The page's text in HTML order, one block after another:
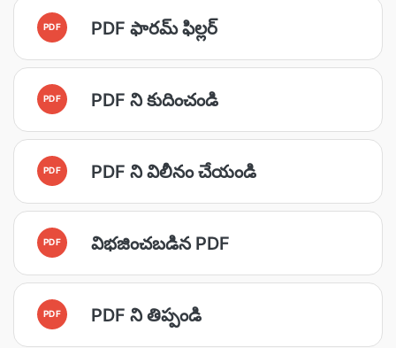
PDF PDF ఫారమ్ ఫిల్లర్
PDF PDF ని కుదించండి
PDF PDF ని విలీనం చేయండి
PDF విభజించబడిన PDF
PDF PDF ని తిప్పండి